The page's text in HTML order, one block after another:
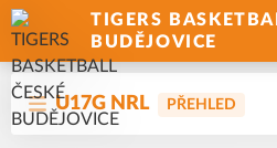
TIGERS
BUDĚJOVICE
U17G NRL PŘEHLED